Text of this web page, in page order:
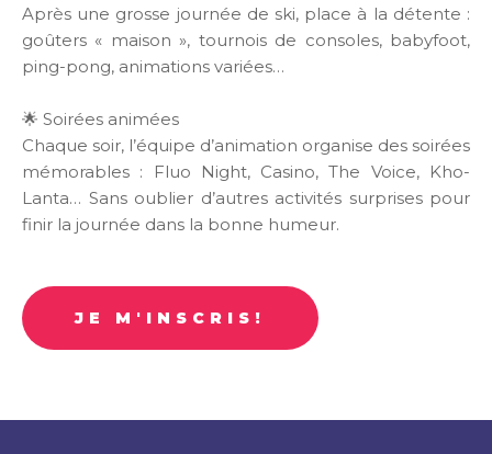
Après une grosse journée de ski, place à la détente :
goûters « maison », tournois de consoles, babyfoot,
ping-pong, animations variées…
🌟 Soirées animées
Chaque soir, l’équipe d’animation organise des soirées
mémorables : Fluo Night, Casino, The Voice, Kho-
Lanta… Sans oublier d’autres activités surprises pour
finir la journée dans la bonne humeur.
JE M'INSCRIS!